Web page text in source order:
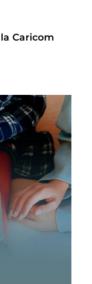
Caricom